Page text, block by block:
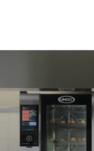
Nombre de
5